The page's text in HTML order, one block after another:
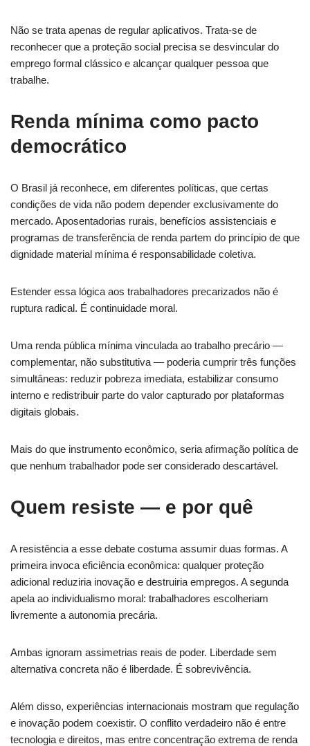
Não se trata apenas de regular aplicativos. Trata-se de
reconhecer que a proteção social precisa se desvincular do
emprego formal clássico e alcançar qualquer pessoa que
trabalhe.
Renda mínima como pacto
democrático
O Brasil já reconhece, em diferentes políticas, que certas
condições de vida não podem depender exclusivamente do
mercado. Aposentadorias rurais, benefícios assistenciais e
programas de transferência de renda partem do princípio de que
dignidade material mínima é responsabilidade coletiva.
Estender essa lógica aos trabalhadores precarizados não é
ruptura radical. É continuidade moral.
Uma renda pública mínima vinculada ao trabalho precário —
complementar, não substitutiva — poderia cumprir três funções
simultâneas: reduzir pobreza imediata, estabilizar consumo
interno e redistribuir parte do valor capturado por plataformas
digitais globais.
Mais do que instrumento econômico, seria afirmação política de
que nenhum trabalhador pode ser considerado descartável.
Quem resiste — e por quê
A resistência a esse debate costuma assumir duas formas. A
primeira invoca eficiência econômica: qualquer proteção
adicional reduziria inovação e destruiria empregos. A segunda
apela ao individualismo moral: trabalhadores escolheriam
livremente a autonomia precária.
Ambas ignoram assimetrias reais de poder. Liberdade sem
alternativa concreta não é liberdade. É sobrevivência.
Além disso, experiências internacionais mostram que regulação
e inovação podem coexistir. O conflito verdadeiro não é entre
tecnologia e direitos, mas entre concentração extrema de renda